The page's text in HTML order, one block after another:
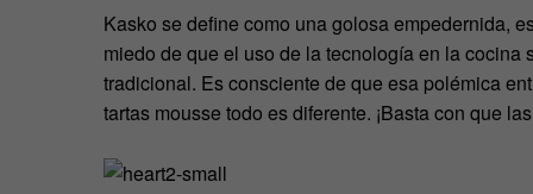
Kasko se define como una golosa empedernida,
miedo de que el uso de la tecnología en la
tradicional. Es consciente de que esa polémica
tartas mousse todo es diferente. ¡Basta con que